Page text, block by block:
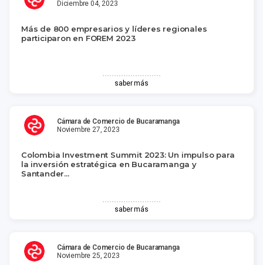
Diciembre 04, 2023
Más de 800 empresarios y líderes regionales
participaron en FOREM 2023
saber más
Cámara de Comercio de Bucaramanga
Noviembre 27, 2023
Colombia Investment Summit 2023: Un impulso para
la inversión estratégica en Bucaramanga y
Santander...
saber más
Cámara de Comercio de Bucaramanga
Noviembre 25, 2023